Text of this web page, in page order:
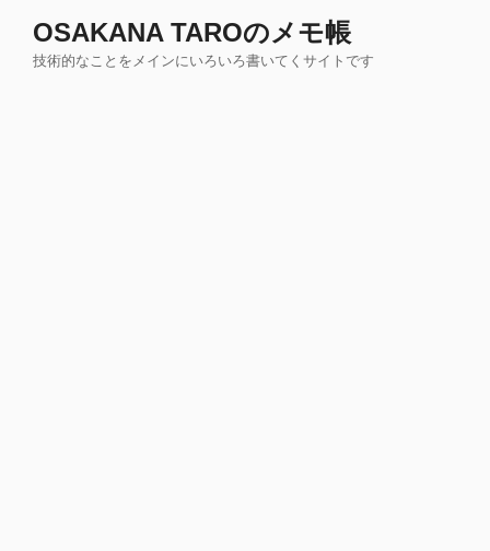
OSAKANA TAROのメモ帳
技術的なことをメインにいろいろ書いてくサイトです